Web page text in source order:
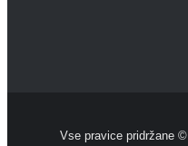
Vse pravice pridržane ©